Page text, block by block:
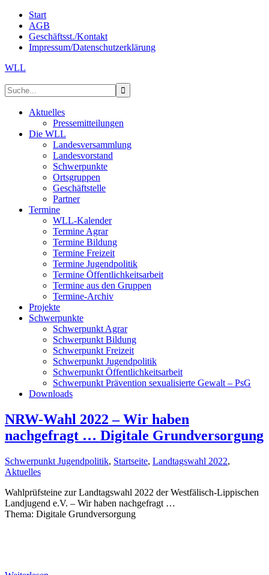
Start
AGB
Geschäftsst./Kontakt
Impressum/Datenschutzerklärung
WLL
Aktuelles
Pressemitteilungen
Die WLL
Landesversammlung
Landesvorstand
Schwerpunkte
Ortsgruppen
Geschäftstelle
Partner
Termine
WLL-Kalender
Termine Agrar
Termine Bildung
Termine Freizeit
Termine Jugendpolitik
Termine Öffentlichkeitsarbeit
Termine aus den Gruppen
Termine-Archiv
Projekte
Schwerpunkte
Schwerpunkt Agrar
Schwerpunkt Bildung
Schwerpunkt Freizeit
Schwerpunkt Jugendpolitik
Schwerpunkt Öffentlichkeitsarbeit
Schwerpunkt Prävention sexualisierte Gewalt – PsG
Downloads
NRW-Wahl 2022 – Wir haben
nachgefragt … Digitale Grundversorgung
Schwerpunkt Jugendpolitik, Startseite, Landtagswahl 2022,
Aktuelles
Wahlprüfsteine zur Landtagswahl 2022 der Westfälisch-Lippischen
Landjugend e.V. – Wir haben nachgefragt …
Thema: Digitale Grundversorgung